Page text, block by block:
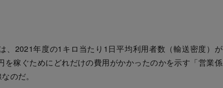
、2021年度の1キロ当たり1日平均利用者数（輸送密度）が
稼ぐためにどれだけの費用がかかったのかを示す「営業係
のだ。